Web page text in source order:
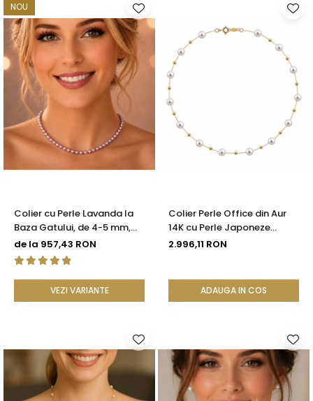
NOU
Colier cu Perle Lavanda la
Baza Gatului, de 4-5 mm,
Perle Rare, Calitate AAA+,
Aur 14K | KASKADDA®
de la 957,43 RON
VEZI VARIANTE
Colier Perle Office din Aur
14K cu Perle Japoneze
Akoya 5,5 mm și Bile de Aur |
2.996,11 RON
ADAUGA IN COS